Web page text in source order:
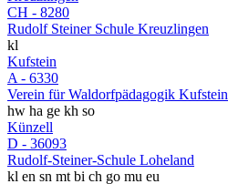
CH - 8280
Rudolf Steiner Schule Kreuzlingen
kl
Kufstein
A - 6330
Verein für Waldorfpädagogik Kufstein
hw ha ge kh so
Künzell
D - 36093
Rudolf-Steiner-Schule Loheland
kl en sn mt bi ch go mu eu